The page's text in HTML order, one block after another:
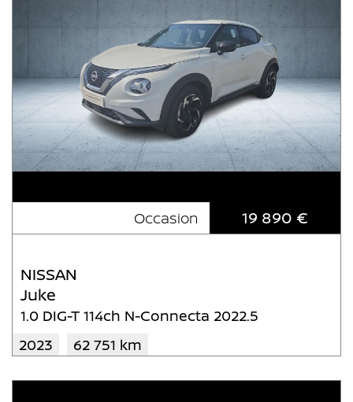
Occasion 19 890 €
NISSAN
Juke
1.0 DIG-T 114ch N-Connecta 2022.5
2023
62 751 km